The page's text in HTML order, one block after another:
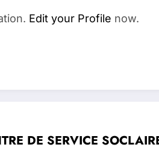
Edit your Profile now.
DE SERVICE